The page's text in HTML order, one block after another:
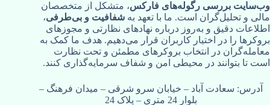
وب‌سایت بررسی رگوله‌های فارکس، متشکل از متخصصان
مالی و تحلیل‌گران است. ما با تعهد به شفافیت و بی‌طرفی،
اطلاعات دقیق و به‌روز درباره نهادهای نظارتی و مجوزهای
بروکرها را در اختیار کاربران قرار می‌دهیم. هدف ما کمک به
معامله‌گران در انتخاب بروکرهای مطمئن و تحت نظارت
است تا بتوانند در محیطی امن و شفاف سرمایه‌گذاری کنند.
آدرس: سعادت آباد – خیابان سرو شرقی – میدان فرهنگ –
بلوار 24 متری – پلاک 24